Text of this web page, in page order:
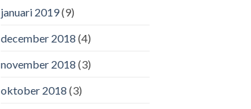
januari 2019(9)
december 2018 (4)
november 2018 (3)
oktober 2018 (3)